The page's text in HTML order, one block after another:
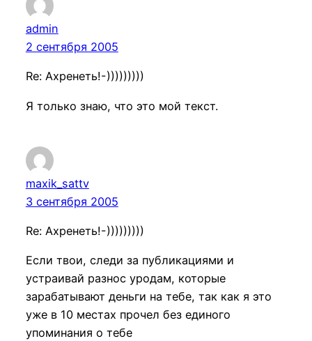
admin
2 сентября 2005
Re: Ахренеть!-)))))))))
Я только знаю, что это мой текст.
maxik_sattv
3 сентября 2005
Re: Ахренеть!-)))))))))
Если твои, следи за публикациями и
устраивай разнос уродам, которые
зарабатывают деньги на тебе, так как я это
уже в 10 местах прочел без единого
упоминания о тебе